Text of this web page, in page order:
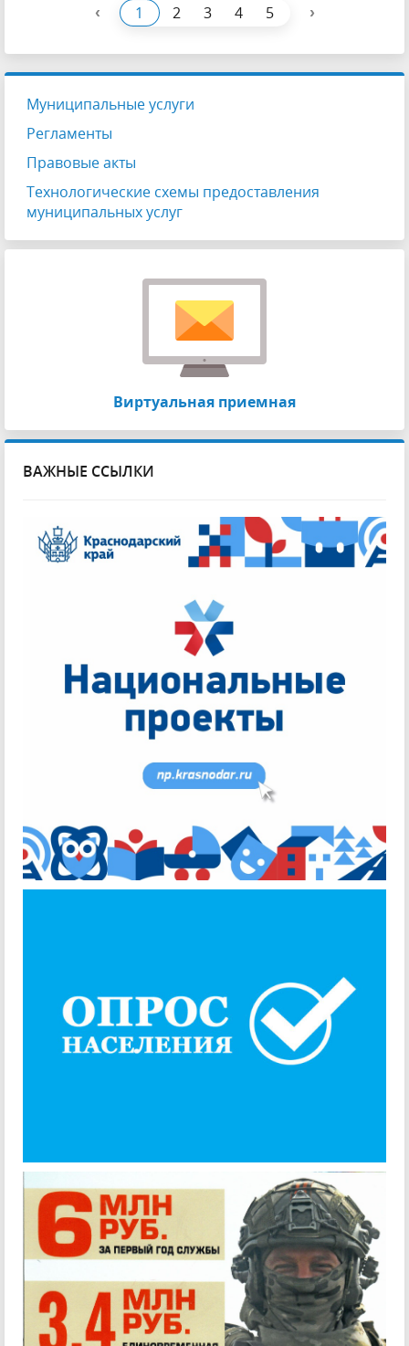
‹ 1 2 3 4 5 ›
Муниципальные услуги
Регламенты
Правовые акты
Технологические схемы предоставления
муниципальных услуг
Виртуальная приемная
ВАЖНЫЕ ССЫЛКИ